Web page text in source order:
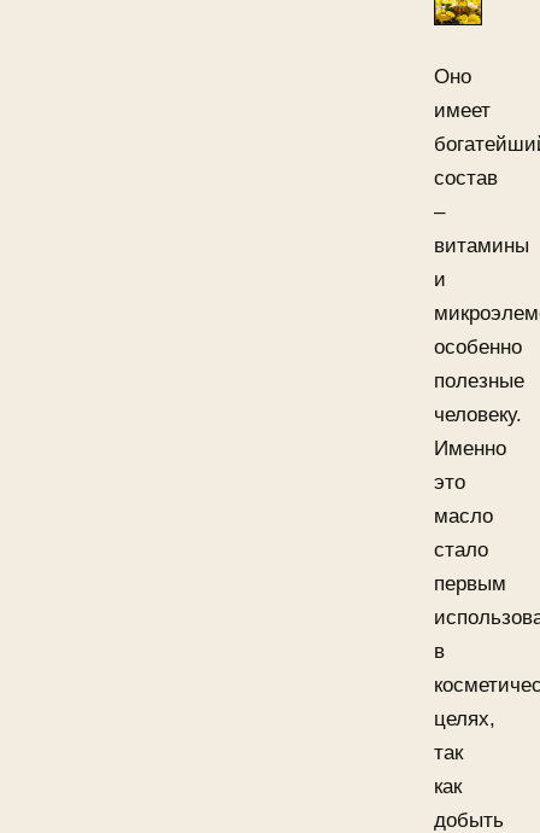
Оно
имеет
состав
–
витамины
и
особенно
полезные
человеку.
Именно
это
масло
стало
первым
в
целях,
так
как
добыть